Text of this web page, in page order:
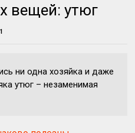
вещей: утюг
ни одна хозяйка и даже
утюг – незаменимая